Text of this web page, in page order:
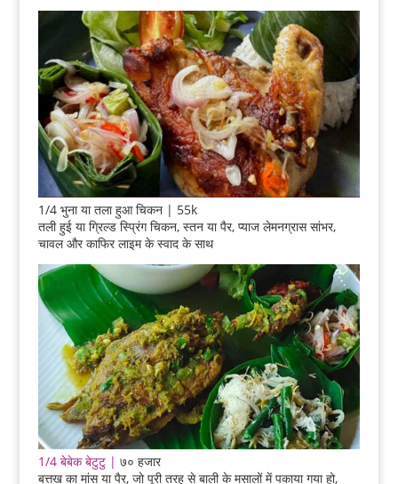
1/4 भुना या तला हुआ चिकन | 55k
तली हुई या ग्रिल्ड स्प्रिंग चिकन, स्तन या पैर, प्याज लेमनग्रास सांभर,
चावल और काफिर लाइम के स्वाद के साथ
1/4 बेबेक बेटुटु | ७० हजार
बत्तख का मांस या पैर, जो पूरी तरह से बाली के मसालों में पकाया गया हो,